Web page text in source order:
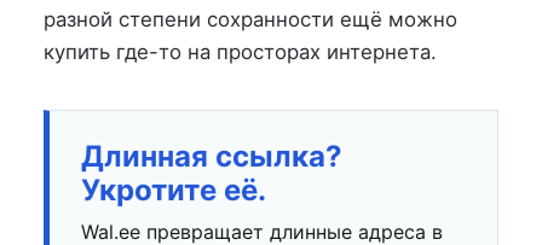
разной степени сохранности ещё можно
купить где-то на просторах интернета.
Длинная ссылка?
Укротите её.
Wal.ee превращает длинные адреса в